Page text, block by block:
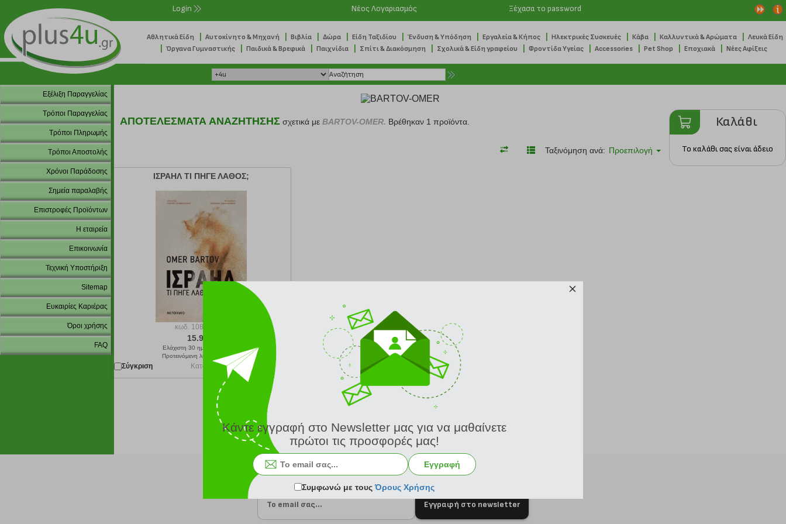
Login Νέος Λογαριασμός Ξέχασα το password
Αθλητικά Είδη Αυτοκίνητο & Μηχανή Βιβλία Δώρα Είδη Ταξιδίου Ένδυση & Υπόδηση Εργαλεία & Κήπος Ηλεκτρικές Συσκευές Κάβα Καλλυντικά & Αρώματα Λευκά Είδη
Όργανα Γυμναστικής Παιδικά & Βρεφικά Παιχνίδια Σπίτι & Διακόσμηση Σχολικά & Είδη γραφείου Φροντίδα Υγείας Accessories Pet Shop Εποχιακά Νέες Αφίξεις
Εξέλιξη Παραγγελίας
Τρόποι Παραγγελίας
Τρόποι Πληρωμής
Τρόποι Αποστολής
Χρόνοι Παράδοσης
Σημεία παραλαβής
Επιστροφές Προϊόντων
Η εταιρεία
Επικοινωνία
Τεχνική Υποστήριξη
Sitemap
Ευκαιρίες Καριέρας
Όροι χρήσης
FAQ
ΑΠΟΤΕΛΕΣΜΑΤΑ ΑΝΑΖΗΤΗΣΗΣ σχετικά με BARTOV-OMER. Βρέθηκαν 1 προϊόντα.
Ταξινόμηση ανά: Προεπιλογή
ΙΣΡΑΗΛ ΤΙ ΠΗΓΕ ΛΑΘΟΣ;
κωδ. 108217284
15.93 €
Ελάχιστη 30 ημερών 17.70 €
Προτεινόμενη λιανική 17.70 €
Σύγκριση Κατόπιν παραγγελίας από 24/8
Καλάθι
Το καλάθι σας είναι άδειο
Εγγραφή στο newsletter
Κάντε εγγραφή στο Newsletter μας για να μαθαίνετε
πρώτοι τις προσφορές μας!
Εγγραφή
Συμφωνώ με τουςΌρους Χρήσης